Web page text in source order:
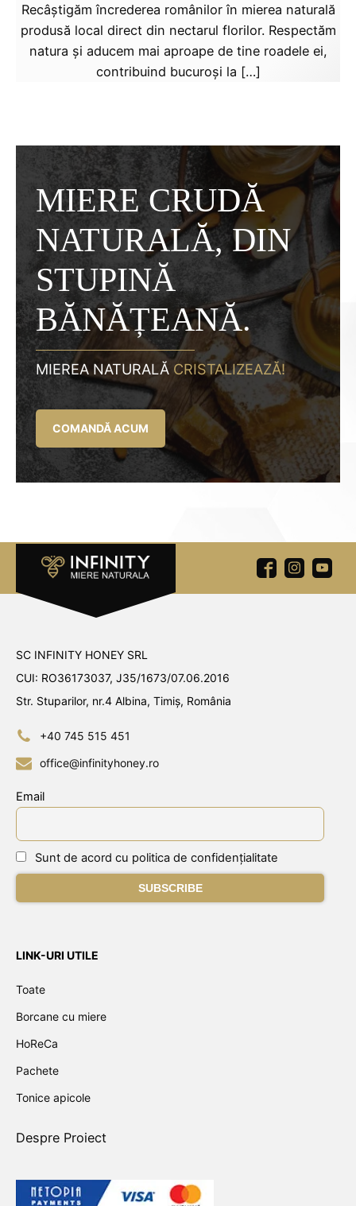
Recâștigăm încrederea românilor în mierea naturală
produsă local direct din nectarul florilor. Respectăm
natura și aducem mai aproape de tine roadele ei,
contribuind bucuroși la […]
MIERE CRUDĂ
NATURALĂ, DIN
STUPINĂ
BĂNĂȚEANĂ.
MIEREA NATURALĂ CRISTALIZEAZĂ!
COMANDĂ ACUM
SC INFINITY HONEY SRL
CUI: RO36173037, J35/1673/07.06.2016
Str. Stuparilor, nr.4 Albina, Timiș, România
+40 745 515 451
office@infinityhoney.ro
Email
Sunt de acord cu politica de confidențialitate
LINK-URI UTILE
Toate
Borcane cu miere
HoReCa
Pachete
Tonice apicole
Despre Proiect